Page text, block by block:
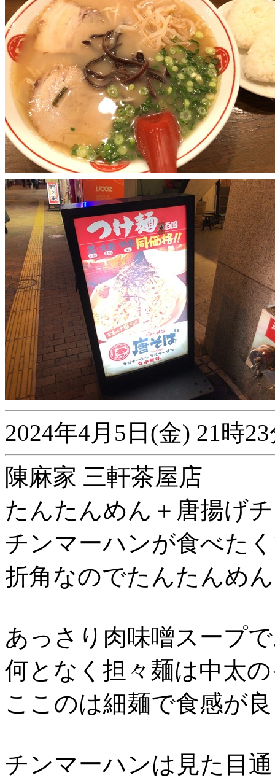
2024年4月5日(金) 21時
陳麻家 三軒茶屋店
たんたんめん＋唐揚げ
チンマーハンが食べた
折角なのでたんたんめ
あっさり肉味噌スープ
何となく担々麺は中太
ここのは細麺で食感が
チンマーハンは見た目